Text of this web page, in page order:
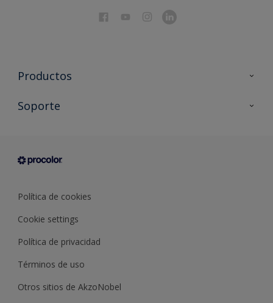
Productos
Todos los productos
Condiciones generales de venta
Soporte
Sobre Procolor
Política de cookies
Cookie settings
Política de privacidad
Términos de uso
Otros sitios de AkzoNobel